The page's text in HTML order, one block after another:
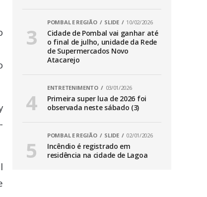
POMBAL E REGIÃO SLIDE 10/02/2026
Cidade de Pombal vai ganhar até
o final de julho, unidade da Rede
de Supermercados Novo
Atacarejo
ENTRETENIMENTO 03/01/2026
Primeira super lua de 2026 foi
observada neste sábado (3)
POMBAL E REGIÃO SLIDE 02/01/2026
Incêndio é registrado em
residência na cidade de Lagoa